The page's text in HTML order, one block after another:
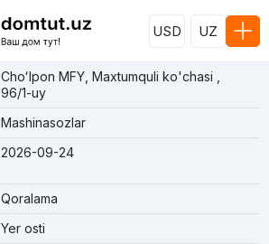
USD UZ
Choʻlpon MFY, Maxtumquli ko'chasi ,
96/1-uy
Mashinasozlar
2026-09-24
Qoralama
Yer osti